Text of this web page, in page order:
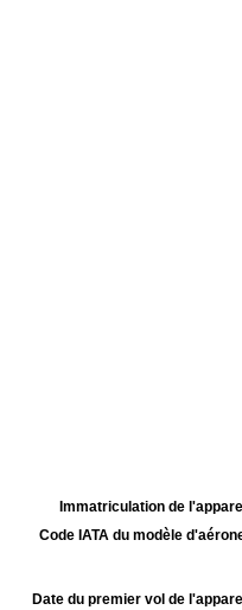
Immatriculation de
Code IATA du modèle
Date du premier vol de